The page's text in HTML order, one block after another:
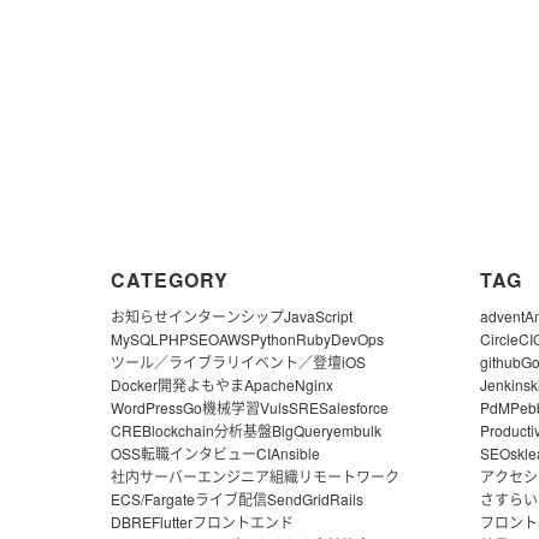
CATEGORY
お知らせインターンシップJavaScript
MySQL PHPSEOAWSPythonRubyDevOps
ツール／ライブラリイベント／登壇iOS
Docker開発よもやまApacheNginx
WordPressGo機械学習VulsSRESalesforce
CREBlockchain分析基盤BigQueryembulk
OSS転職インタビューCIAnsible
社内サーバーエンジニア組織リモートワーク
ECS/Fargateライブ配信SendGridRails
DBREFlutterフロントエンド
TAG
advent
CircleCI
githubGo
Jenkins
PdM
SEO
アクセ
さすら
フロン